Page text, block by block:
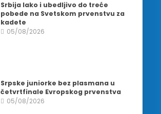
Srbija lako i ubedljivo do treće
pobede na Svetskom prvenstvu za
kadete
05/08/2026
Srpske juniorke bez plasmana u
četvrtfinale Evropskog prvenstva
05/08/2026